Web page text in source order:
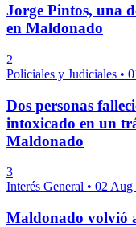
Jorge Pintos, una
en Maldonado
2
Policiales y Judiciales •
Dos personas
intoxicado en un
Maldonado
3
Interés General • 02 Aug
Maldonado volvió